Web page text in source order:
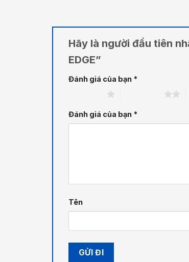
Hãy là người đầu tiên
EDGE”
Đánh giá của bạn *
Đánh giá của bạn *
Tên